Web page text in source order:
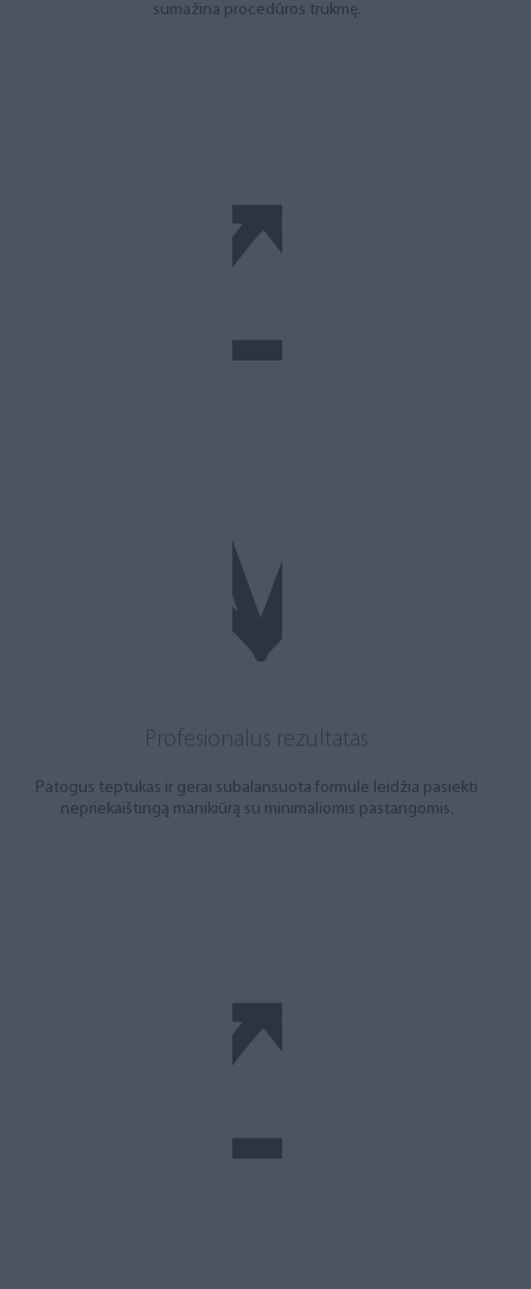
sumažina procedūros trukmę.
Profesionalus rezultatas
Patogus teptukas ir gerai subalansuota formulė leidžia pasiekti
nepriekaištingą manikiūrą su minimaliomis pastangomis.